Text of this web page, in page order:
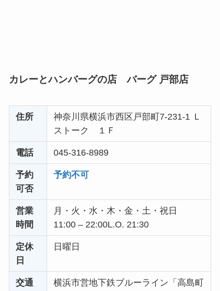
カレーとハンバーグの店 バーグ 戸部店
住所
神奈川県横浜市西区戸部町7-231-1 Ｌ
ストーク １Ｆ
電話 045-316-8989
予約
可否
予約不可
営業
時間
月・火・水・木・金・土・祝日
11:00 – 22:00L.O. 21:30
定休
日
日曜日
交通
横浜市営地下鉄ブルーライン「高島町